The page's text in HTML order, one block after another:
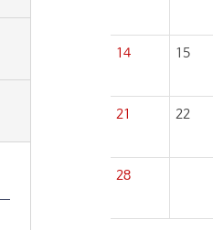
14 15
21 22
28